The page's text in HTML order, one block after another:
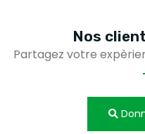
Nos
Partagez votre